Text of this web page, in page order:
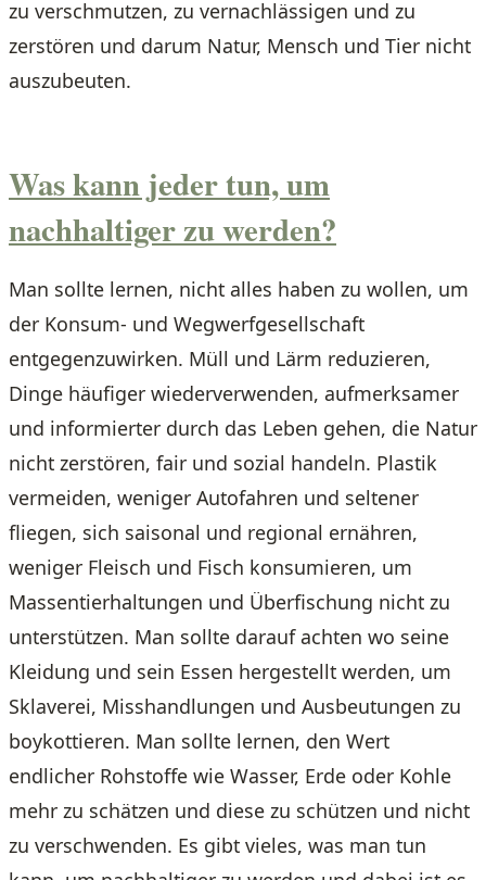
zu verschmutzen, zu vernachlässigen und zu
zerstören und darum Natur, Mensch und Tier nicht
auszubeuten.
Was kann jeder tun, um
nachhaltiger zu werden?
Man sollte lernen, nicht alles haben zu wollen, um
der Konsum- und Wegwerfgesellschaft
entgegenzuwirken. Müll und Lärm reduzieren,
Dinge häufiger wiederverwenden, aufmerksamer
und informierter durch das Leben gehen, die Natur
nicht zerstören, fair und sozial handeln. Plastik
vermeiden, weniger Autofahren und seltener
fliegen, sich saisonal und regional ernähren,
weniger Fleisch und Fisch konsumieren, um
Massentierhaltungen und Überfischung nicht zu
unterstützen. Man sollte darauf achten wo seine
Kleidung und sein Essen hergestellt werden, um
Sklaverei, Misshandlungen und Ausbeutungen zu
boykottieren. Man sollte lernen, den Wert
endlicher Rohstoffe wie Wasser, Erde oder Kohle
mehr zu schätzen und diese zu schützen und nicht
zu verschwenden. Es gibt vieles, was man tun